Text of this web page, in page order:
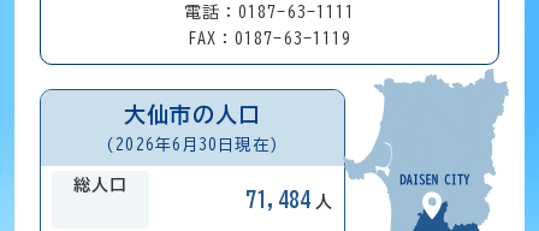
電話：0187-63-1111
FAX：0187-63-1119
大仙市の人口
(2026年6月30日現在)
総人口
71,484 人